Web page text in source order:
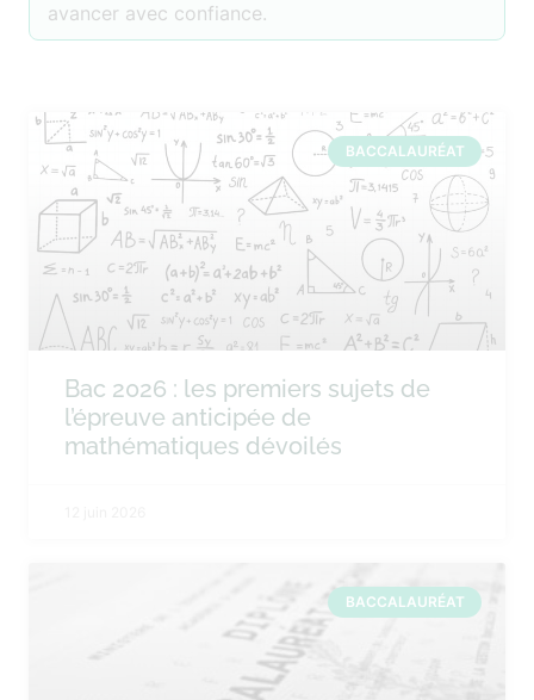
avancer avec confiance.
BACCALAURÉAT
Bac 2026 : les premiers sujets de
l’épreuve anticipée de
mathématiques dévoilés
BACCALAURÉAT